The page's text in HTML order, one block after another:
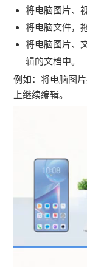
将电脑图片、
将电脑文件，
将电脑图片、
辑的文档中。
例如：将电脑图
上继续编辑。